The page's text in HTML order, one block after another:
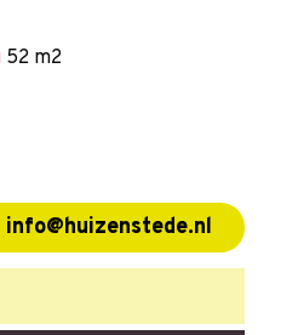
52 m2
info@huizenstede.nl